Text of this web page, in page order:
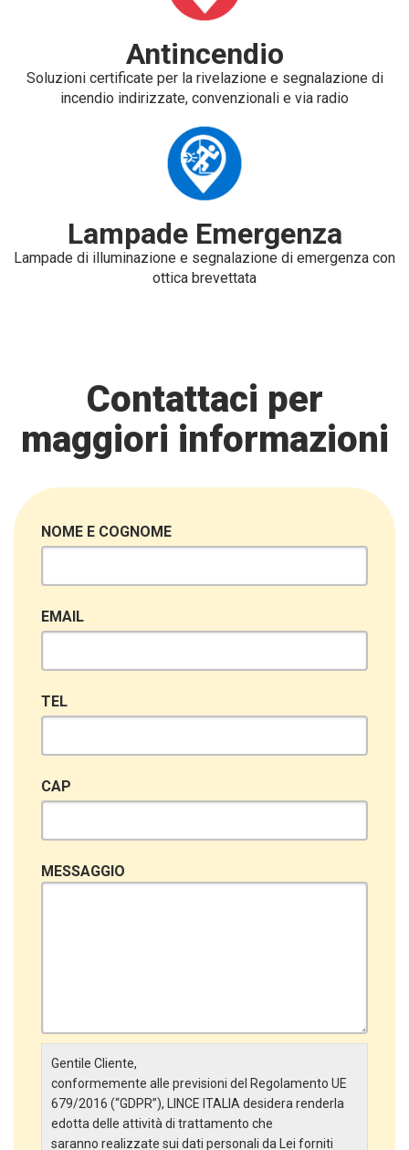
Antincendio
Soluzioni certificate per la rivelazione e segnalazione di
incendio indirizzate, convenzionali e via radio
Lampade Emergenza
Lampade di illuminazione e segnalazione di emergenza con
ottica brevettata
Contattaci per
maggiori informazioni
NOME E COGNOME
EMAIL
TEL
CAP
MESSAGGIO
Gentile Cliente,
conformemente alle previsioni del Regolamento UE
679/2016 (“GDPR”), LINCE ITALIA desidera renderla
edotta delle attività di trattamento che
saranno realizzate sui dati personali da Lei forniti